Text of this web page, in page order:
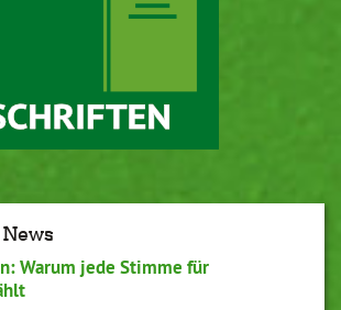
Warum jede Stimme für